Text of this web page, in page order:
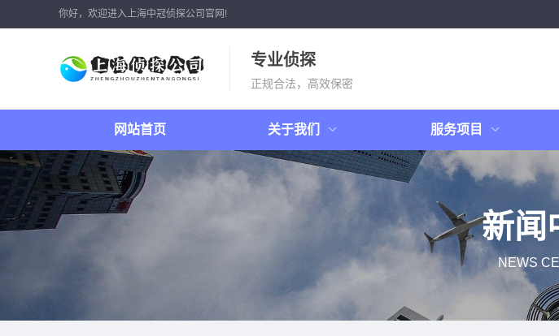
你好，欢迎进入上海中冠侦探公司官网!
专业侦探
正规合法，高效保密
网站首页 关于我们 服务项目
新闻
NEWS